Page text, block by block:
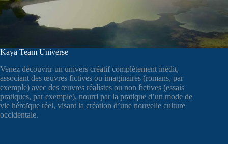
Kaya Team Universe
Venez découvrir un univers créatif complètement inédit,
associant des œuvres fictives ou imaginaires (romans, par
exemple) avec des œuvres réalistes ou non fictives (essais
pratiques, par exemple), nourri par la pratique d’un mode de
vie héroïque réel, visant la création d’une nouvelle culture
occidentale.